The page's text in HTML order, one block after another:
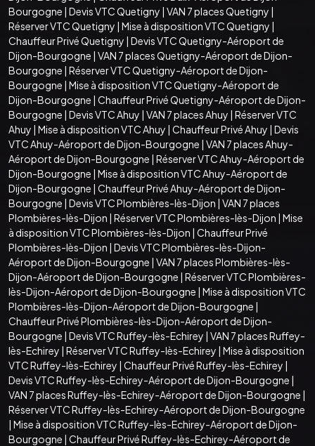
Bourgogne | Devis VTC Quetigny | VAN 7 places Quetigny |
Réserver VTC Quetigny | Mise à disposition VTC Quetigny |
Chauffeur Privé Quetigny | Devis VTC Quetigny-Aéroport de
Dijon-Bourgogne | VAN 7 places Quetigny-Aéroport de Dijon-
Bourgogne | Réserver VTC Quetigny-Aéroport de Dijon-
Bourgogne | Mise à disposition VTC Quetigny-Aéroport de
Dijon-Bourgogne | Chauffeur Privé Quetigny-Aéroport de Dijon-
Bourgogne | Devis VTC Ahuy | VAN 7 places Ahuy | Réserver VTC
Ahuy | Mise à disposition VTC Ahuy | Chauffeur Privé Ahuy | Devis
VTC Ahuy-Aéroport de Dijon-Bourgogne | VAN 7 places Ahuy-
Aéroport de Dijon-Bourgogne | Réserver VTC Ahuy-Aéroport de
Dijon-Bourgogne | Mise à disposition VTC Ahuy-Aéroport de
Dijon-Bourgogne | Chauffeur Privé Ahuy-Aéroport de Dijon-
Bourgogne | Devis VTC Plombières-lès-Dijon | VAN 7 places
Plombières-lès-Dijon | Réserver VTC Plombières-lès-Dijon | Mise
à disposition VTC Plombières-lès-Dijon | Chauffeur Privé
Plombières-lès-Dijon | Devis VTC Plombières-lès-Dijon-
Aéroport de Dijon-Bourgogne | VAN 7 places Plombières-lès-
Dijon-Aéroport de Dijon-Bourgogne | Réserver VTC Plombières-
lès-Dijon-Aéroport de Dijon-Bourgogne | Mise à disposition VTC
Plombières-lès-Dijon-Aéroport de Dijon-Bourgogne |
Chauffeur Privé Plombières-lès-Dijon-Aéroport de Dijon-
Bourgogne | Devis VTC Ruffey-lès-Echirey | VAN 7 places Ruffey-
lès-Echirey | Réserver VTC Ruffey-lès-Echirey | Mise à disposition
VTC Ruffey-lès-Echirey | Chauffeur Privé Ruffey-lès-Echirey |
Devis VTC Ruffey-lès-Echirey-Aéroport de Dijon-Bourgogne |
VAN 7 places Ruffey-lès-Echirey-Aéroport de Dijon-Bourgogne |
Réserver VTC Ruffey-lès-Echirey-Aéroport de Dijon-Bourgogne
| Mise à disposition VTC Ruffey-lès-Echirey-Aéroport de Dijon-
Bourgogne | Chauffeur Privé Ruffey-lès-Echirey-Aéroport de